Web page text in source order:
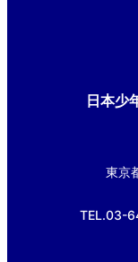
日本少
東京
TEL.03-